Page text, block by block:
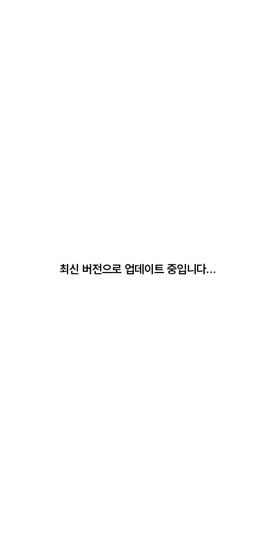
최신 버전으로 업데이트 중입니다…